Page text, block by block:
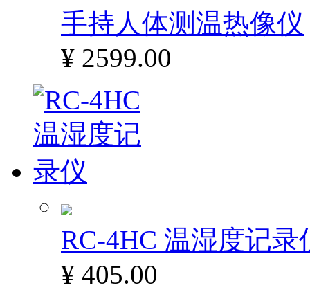
手持人体测温热像仪
¥ 2599.00
RC-4HC 温湿度记录
¥ 405.00